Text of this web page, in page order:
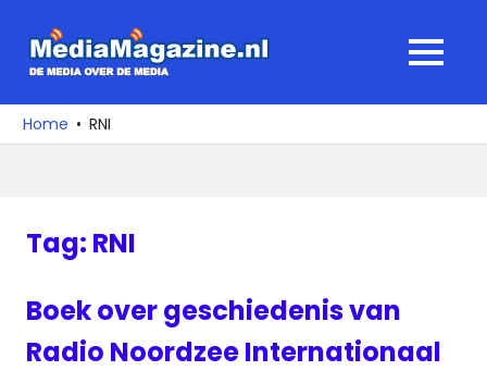
naar
media
over
MENU
Home RNI
Tag: RNI
Boek over geschiedenis van
Radio Noordzee Internationaal